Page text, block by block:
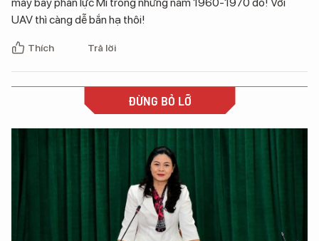
máy bay phản lực Mĩ trong những năm 1960-1970 đó! Với
UAV thì càng dễ bắn hạ thôi!
Thích Trả lời
ĐỪNG BỎ LỠ